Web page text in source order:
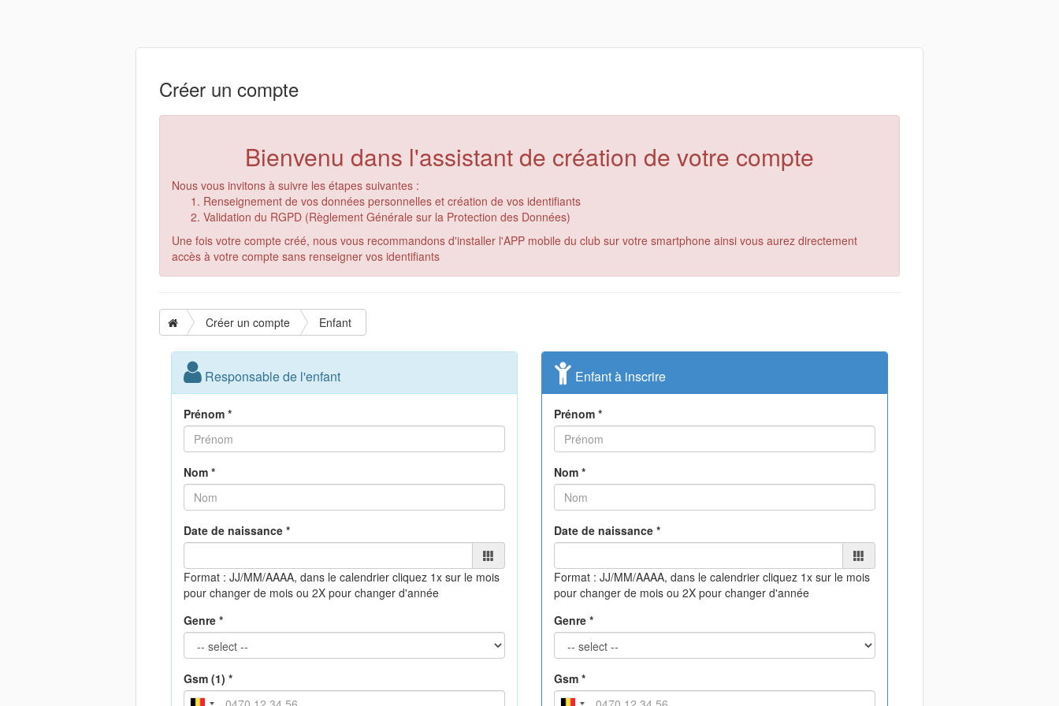
Créer un compte
Bienvenu dans l'assistant de création de votre compte
Nous vous invitons à suivre les étapes suivantes :
Renseignement de vos données personnelles et création de vos identifiants
Validation du RGPD (Règlement Générale sur la Protection des Données)
Une fois votre compte créé, nous vous recommandons d'installer l'APP mobile du club sur votre smartphone ainsi vous aurez directement
accès à votre compte sans renseigner vos identifiants
Créer un compte Enfant
Responsable de l'enfant
Prénom *
Nom *
Date de naissance *
Format : JJ/MM/AAAA, dans le calendrier cliquez 1x sur le mois
pour changer de mois ou 2X pour changer d'année
Genre *
Gsm (1) *
Enfant à inscrire
Prénom *
Nom *
Date de naissance *
Format : JJ/MM/AAAA, dans le calendrier cliquez 1x sur le mois
pour changer de mois ou 2X pour changer d'année
Genre *
Gsm *